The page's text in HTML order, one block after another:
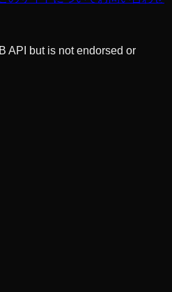
API but is not endorsed or